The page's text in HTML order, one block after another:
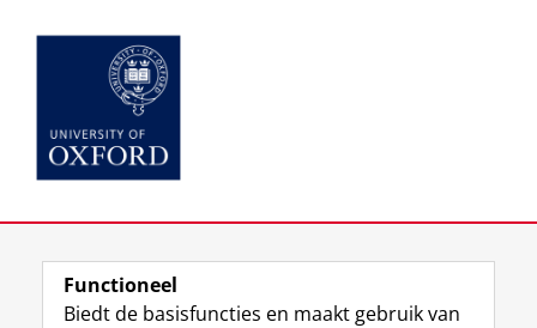
View this page in:
Functioneel
Biedt de basisfuncties en maakt gebruik van